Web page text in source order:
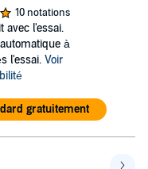
10 notations
avec l'essai.
à
l'essai. Voir
gratuitement